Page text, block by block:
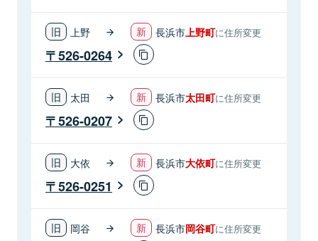
上野 長浜市上野町に住所変更
526-0264
太田 長浜市太田町に住所変更
526-0207
大依 長浜市大依町に住所変更
526-0251
岡谷 長浜市岡谷町に住所変更